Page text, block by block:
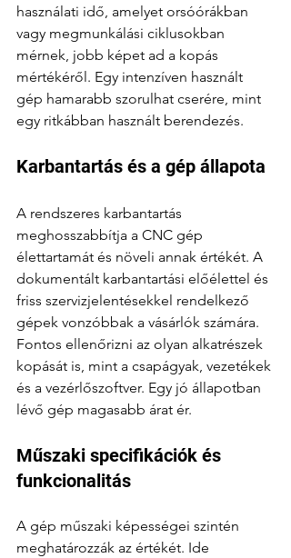
használati idő, amelyet orsóórákban
vagy megmunkálási ciklusokban
mérnek, jobb képet ad a kopás
mértékéről. Egy intenzíven használt
gép hamarabb szorulhat cserére, mint
egy ritkábban használt berendezés.
Karbantartás és a gép állapota
A rendszeres karbantartás
meghosszabbítja a CNC gép
élettartamát és növeli annak értékét. A
dokumentált karbantartási előélettel és
friss szervizjelentésekkel rendelkező
gépek vonzóbbak a vásárlók számára.
Fontos ellenőrizni az olyan alkatrészek
kopását is, mint a csapágyak, vezetékek
és a vezérlőszoftver. Egy jó állapotban
lévő gép magasabb árat ér.
Műszaki specifikációk és
funkcionalitás
A gép műszaki képességei szintén
meghatározzák az értékét. Ide